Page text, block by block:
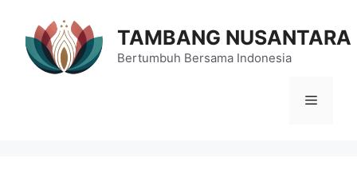
TAMBANG NUSANTARA
Bertumbuh Bersama Indonesia
Menu